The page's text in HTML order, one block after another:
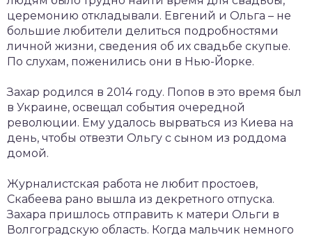
церемонию откладывали. Евгений и Ольга – не
большие любители делиться подробностями
личной жизни, сведения об их свадьбе скупые.
По слухам, поженились они в Нью-Йорке.
Захар родился в 2014 году. Попов в это время был
в Украине, освещал события очередной
революции. Ему удалось вырваться из Киева на
день, чтобы отвезти Ольгу с сыном из роддома
домой.
Журналистская работа не любит простоев,
Скабеева рано вышла из декретного отпуска.
Захара пришлось отправить к матери Ольги в
Волгоградскую область. Когда мальчик немного